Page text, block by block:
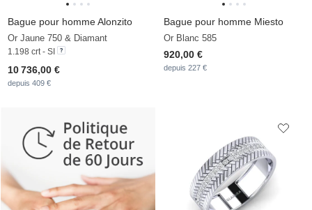
Bague pour homme Alonzito
Or Jaune 750 & Diamant
1.198 crt - SI
10 736,00 €
depuis 409 €
Bague pour homme Miesto
Or Blanc 585
920,00 €
depuis 227 €